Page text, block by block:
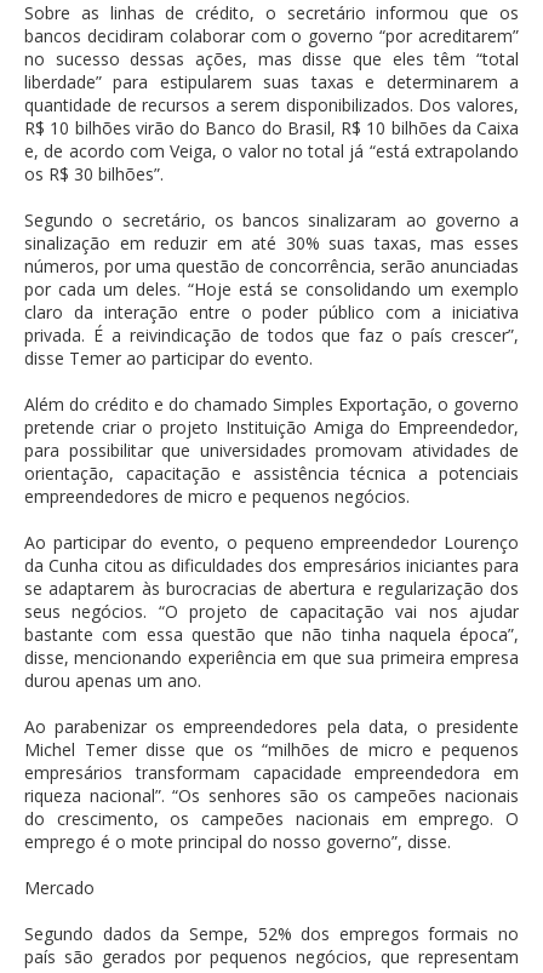
Sobre as linhas de crédito, o secretário informou que os
bancos decidiram colaborar com o governo “por acreditarem”
no sucesso dessas ações, mas disse que eles têm “total
liberdade” para estipularem suas taxas e determinarem a
quantidade de recursos a serem disponibilizados. Dos valores,
R$ 10 bilhões virão do Banco do Brasil, R$ 10 bilhões da Caixa
e, de acordo com Veiga, o valor no total já “está extrapolando
os R$ 30 bilhões”.
Segundo o secretário, os bancos sinalizaram ao governo a
sinalização em reduzir em até 30% suas taxas, mas esses
números, por uma questão de concorrência, serão anunciadas
por cada um deles. “Hoje está se consolidando um exemplo
claro da interação entre o poder público com a iniciativa
privada. É a reivindicação de todos que faz o país crescer”,
disse Temer ao participar do evento.
Além do crédito e do chamado Simples Exportação, o governo
pretende criar o projeto Instituição Amiga do Empreendedor,
para possibilitar que universidades promovam atividades de
orientação, capacitação e assistência técnica a potenciais
empreendedores de micro e pequenos negócios.
Ao participar do evento, o pequeno empreendedor Lourenço
da Cunha citou as dificuldades dos empresários iniciantes para
se adaptarem às burocracias de abertura e regularização dos
seus negócios. “O projeto de capacitação vai nos ajudar
bastante com essa questão que não tinha naquela época”,
disse, mencionando experiência em que sua primeira empresa
durou apenas um ano.
Ao parabenizar os empreendedores pela data, o presidente
Michel Temer disse que os “milhões de micro e pequenos
empresários transformam capacidade empreendedora em
riqueza nacional”. “Os senhores são os campeões nacionais
do crescimento, os campeões nacionais em emprego. O
emprego é o mote principal do nosso governo”, disse.
Mercado
Segundo dados da Sempe, 52% dos empregos formais no
país são gerados por pequenos negócios, que representam